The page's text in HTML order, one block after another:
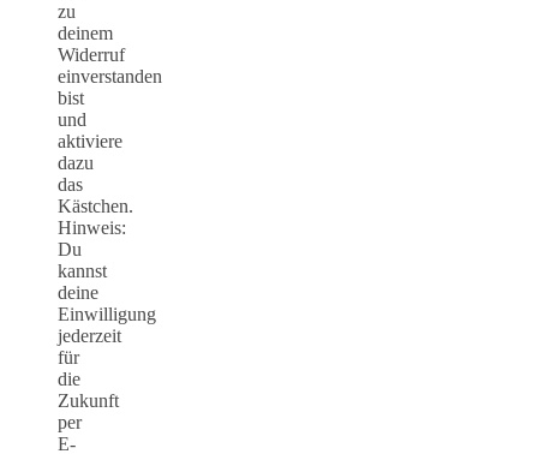
zu
deinem
Widerruf
einverstanden
bist
und
aktiviere
dazu
das
Kästchen.
Hinweis:
Du
kannst
deine
Einwilligung
jederzeit
für
die
Zukunft
per
E-